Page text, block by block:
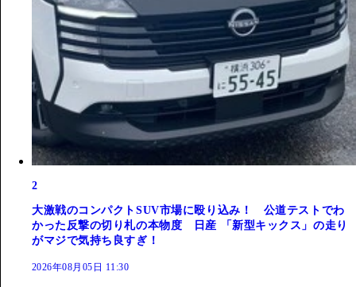
2
大激戦のコンパクトSUV市場に殴り込み！ 公道テストでわ
かった反撃の切り札の本物度 日産 「新型キックス」の走り
がマジで気持ち良すぎ！
2026年08月05日 11:30